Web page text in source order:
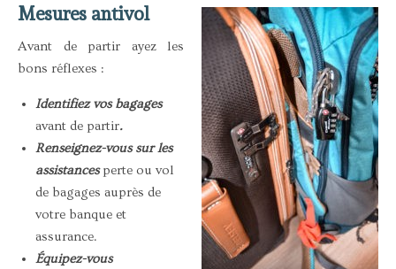
Mesures antivol
Avant de partir ayez les
bons réflexes :
Identifiez vos bagages
avant de partir.
Renseignez-vous sur les
assistancesperte ou vol
de bagages auprès de
votre banque et
assurance.
Équipez-vous